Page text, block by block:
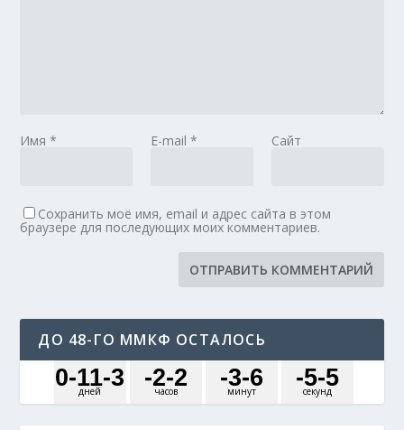
Имя* E-mail * Сайт
Сохранить моё имя, email и адрес сайта в этом
браузере для последующих моих комментариев.
ДО 48-ГО ММКФ ОСТАЛОСЬ
дней
0-11-3 часов
-2-2 минут
-3-6 секунд
-5-5